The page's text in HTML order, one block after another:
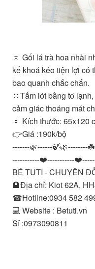
🔅 Gối lá trà hoa nhài
kế khoá kéo tiện lợi có
bao quanh chắc chắn.
🔅Tấm lót bằng tơ
cảm giác thoáng mát
🔅 Kích thước: 65x120
👉Giá :190k/bộ
-------🌿------🍃🌿--------
-----------❤️-----------
BÉ TUTI - CHUYÊN
🏨Địa chỉ: Kiot 62A,
☎Hotline:0934 582
💻 Website : Betuti.vn
Sỉ :0973090811